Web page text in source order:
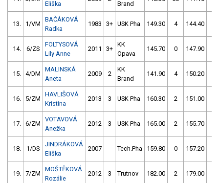
Eliška Brand
13. 1/VM
BAČÁKOVÁ
Radka
1983 3+ USK Pha 149.30 4 144.40
14. 6/ZS
FOLTYSOVÁ
Lily Anne
2011 3+
KK
Opava
145.70 0 147.90
15. 4/DM
MALINSKÁ
Aneta
2009 2
KK
Brand
141.90 4 150.20
16. 5/ZM
HAVLIŠOVÁ
Kristína
2013 3 USK Pha 160.30 2 151.00
17. 6/ZM
VOTAVOVÁ
Anežka
2012 3 USK Pha 165.00 2 155.70
18. 1/DS
JINDRÁKOVÁ
Eliška
2007 Tech.Pha 159.80 0 157.20
19. 7/ZM
MOŠTĚKOVÁ
Rozálie
2012 3 Trutnov 182.00 2 179.00